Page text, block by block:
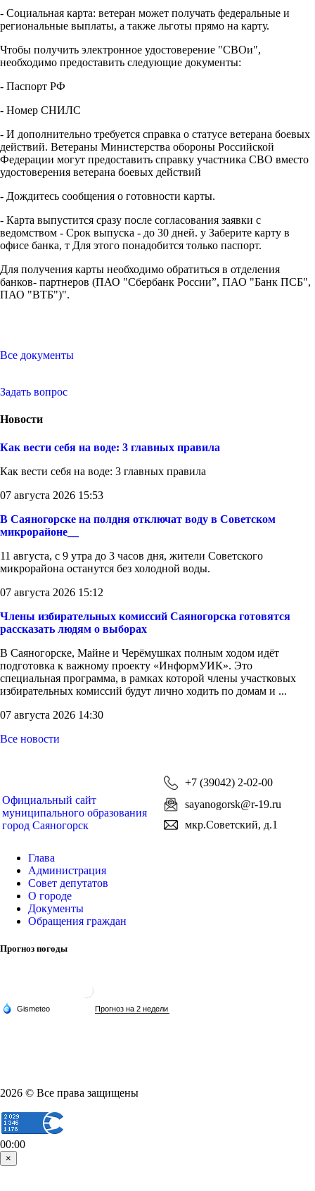
- Социальная карта: ветеран может получать федеральные и
региональные выплаты, а также льготы прямо на карту.
Чтобы получить электронное удостоверение "СВОи",
необходимо предоставить следующие документы:
- Паспорт РФ
- Номер СНИЛС
- И дополнительно требуется справка о статусе ветерана боевых
действий. Ветераны Министерства обороны Российской
Федерации могут предоставить справку участника СВО вместо
удостоверения ветерана боевых действий
- Дождитесь сообщения о готовности карты.
- Карта выпустится сразу после согласования заявки с
ведомством - Срок выпуска - до 30 дней. у Заберите карту в
офисе банка, т Для этого понадобится только паспорт.
Для получения карты необходимо обратиться в отделения
банков- партнеров (ПАО "Сбербанк России”, ПАО "Банк ПСБ",
ПАО "ВТБ")".
Все документы
Задать вопрос
Новости
Как вести себя на воде: 3 главных правила
Как вести себя на воде: 3 главных правила
07 августа 2026 15:53
В Саяногорске на полдня отключат воду в Советском
микрорайоне__
11 августа, с 9 утра до 3 часов дня, жители Советского
микрорайона останутся без холодной воды.
07 августа 2026 15:12
Члены избирательных комиссий Саяногорска готовятся
рассказать людям о выборах
В Саяногорске, Майне и Черёмушках полным ходом идёт
подготовка к важному проекту «ИнформУИК». Это
специальная программа, в рамках которой члены участковых
избирательных комиссий будут лично ходить по домам и ...
07 августа 2026 14:30
Все новости
Официальный сайт
муниципального образования
город Саяногорск
+7 (39042) 2-02-00
sayanogorsk@r-19.ru
мкр.Советский, д.1
Глава
Администрация
Совет депутатов
О городе
Документы
Обращения граждан
Прогноз погоды
2026 © Все права защищены
00:00
×